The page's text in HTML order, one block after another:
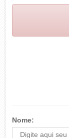
Nome: